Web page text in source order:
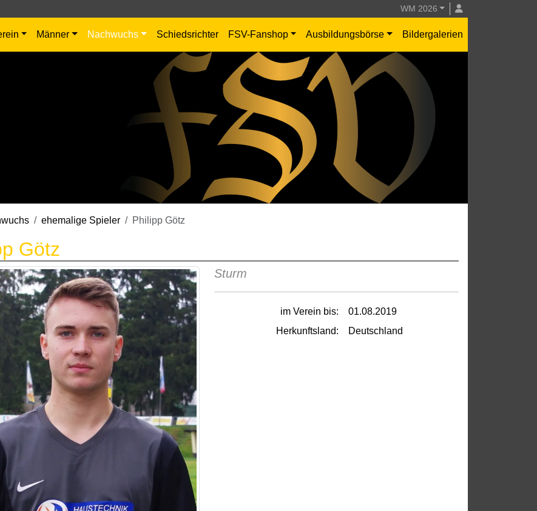
WM 2026
Männer Nachwuchs Schiedsrichter FSV-Fanshop Ausbildungsbörse Bildergalerien
ehemalige Spieler Philipp Götz
Götz
Sturm
im Verein bis:
01.08.2019
Herkunftsland:
Deutschland